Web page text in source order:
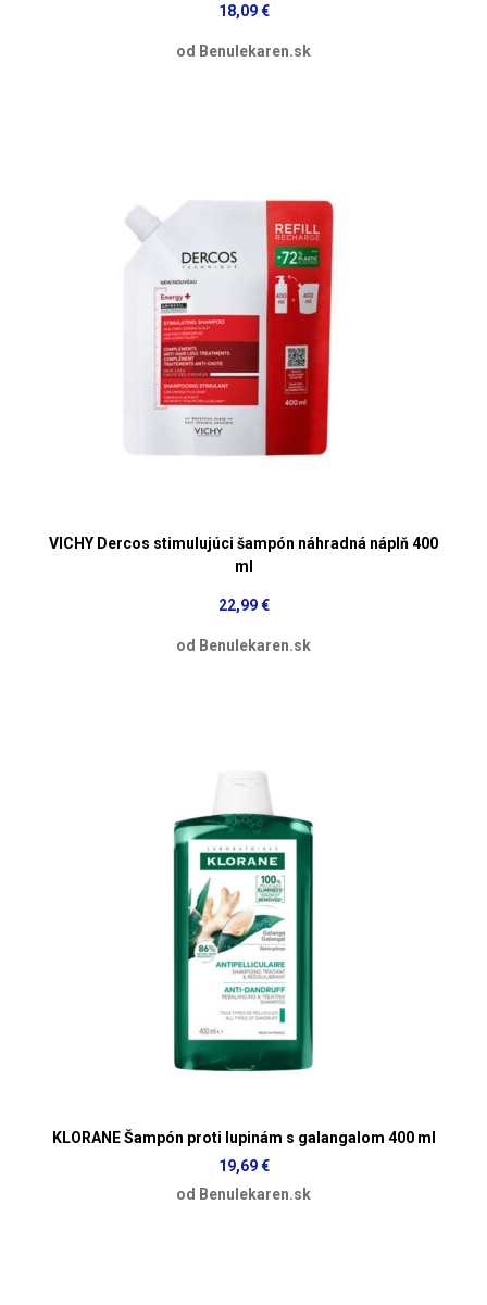
18,09 €
od Benulekaren.sk
VICHY Dercos stimulujúci šampón náhradná náplň 400
ml
22,99 €
od Benulekaren.sk
KLORANE Šampón proti lupinám s galangalom 400 ml
19,69 €
od Benulekaren.sk